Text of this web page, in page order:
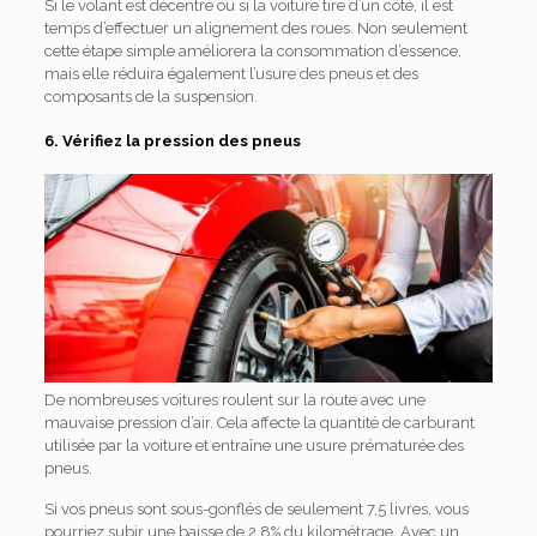
Si le volant est décentré ou si la voiture tire d’un côté, il est
temps d’effectuer un alignement des roues. Non seulement
cette étape simple améliorera la consommation d’essence,
mais elle réduira également l’usure des pneus et des
composants de la suspension.
6. Vérifiez la pression des pneus
De nombreuses voitures roulent sur la route avec une
mauvaise pression d’air. Cela affecte la quantité de carburant
utilisée par la voiture et entraîne une usure prématurée des
pneus.
Si vos pneus sont sous-gonflés de seulement 7,5 livres, vous
pourriez subir une baisse de 2,8% du kilométrage. Avec un